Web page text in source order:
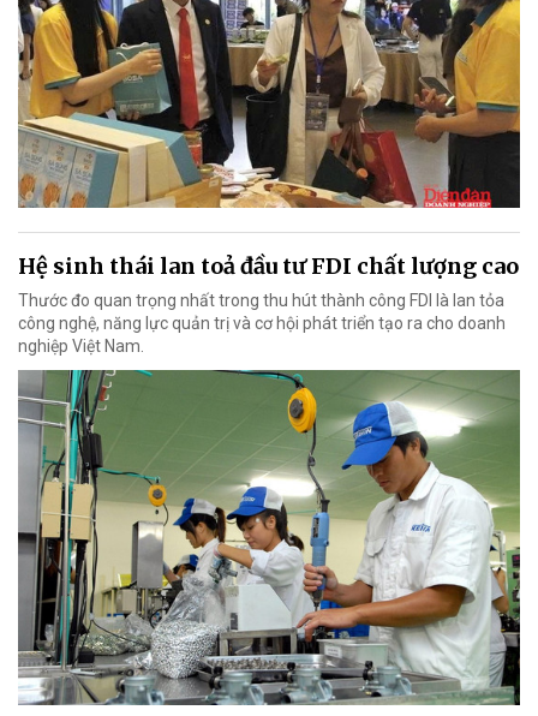
Hệ sinh thái lan toả đầu tư FDI chất lượng cao
Thước đo quan trọng nhất trong thu hút thành công FDI là lan tỏa
công nghệ, năng lực quản trị và cơ hội phát triển tạo ra cho doanh
nghiệp Việt Nam.